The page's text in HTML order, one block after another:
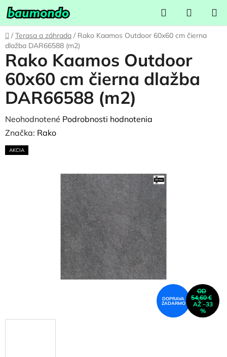
Prejsť
na
obsah
Hľadať
KOŠÍK
Domov
/ Terasa a záhrada / Rako Kaamos Outdoor 60x60 cm čierna
dlažba DAR66588 (m2)
Rako Kaamos Outdoor
60x60 cm čierna dlažba
DAR66588 (m2)
Priemerné
hodnotenie
produktu
Neohodnotené Podrobnosti hodnotenia
Značka: Rako
AKCIA
DOPRAVA
ZADARMO
OD
54,60 €
AŽ –33
%